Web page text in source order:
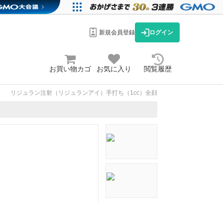
新規会員登録 ログイン
お買い物カゴ お気に入り 閲覧履歴
リジュラン注射（リジュランアイ）手打ち（1cc）全顔